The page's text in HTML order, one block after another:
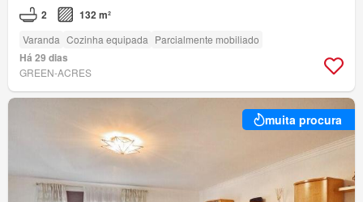
2 132 m²
Varanda Cozinha equipada Parcialmente mobiliado
Há 29 dias
GREEN-ACRES
muita procura